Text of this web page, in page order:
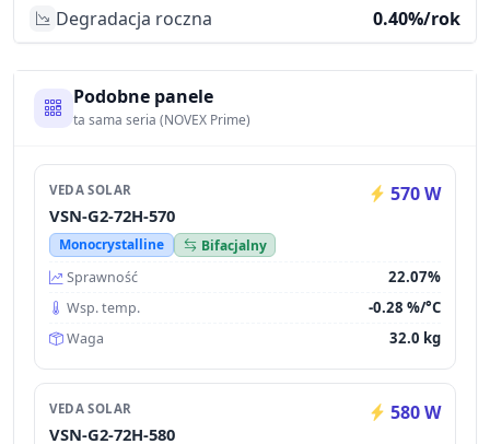
Degradacja roczna
0.40%/rok
Podobne panele
ta sama seria (NOVEX Prime)
VEDA SOLAR 570 W
VSN-G2-72H-570
Monocrystalline
Bifacjalny
Sprawność
22.07%
Wsp. temp. -0.28 %/°C
Waga 32.0 kg
VEDA SOLAR 580 W
VSN-G2-72H-580